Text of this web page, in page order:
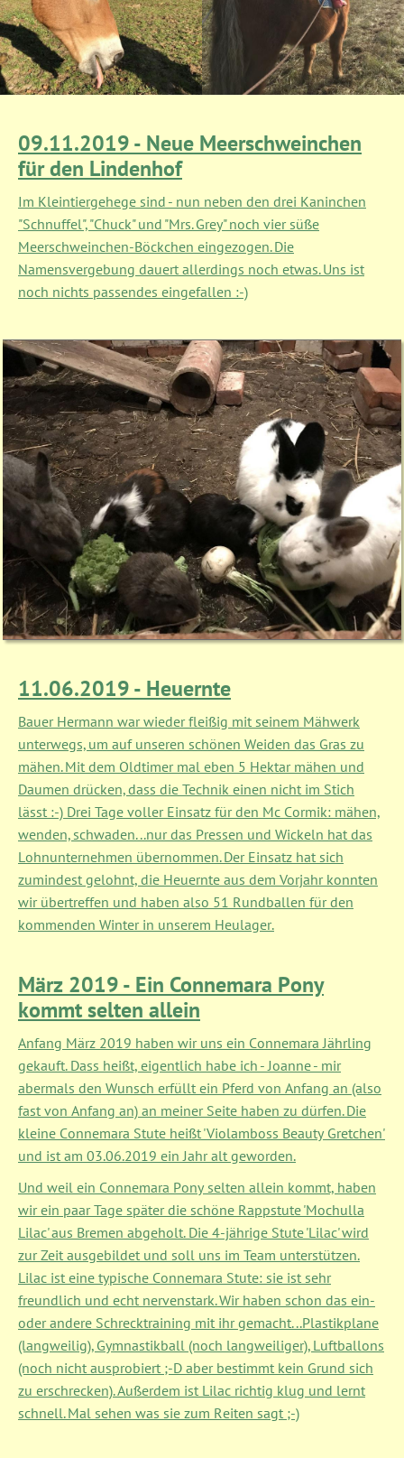
Sattel und Trense akzeptiert
sie bereits. Auch das
Reitergewicht balanciert sie
sehr gut aus. Auf dem
und lässt sich auch für kurze
Einheiten antraben.
Spaziergang ausleihen.
Mehr erfahren
Magic - zeigt euch seine
Mehr erfahren
Wenn das nicht zum
Kurzurlaub einlädt....
Mehr erfahren
09.11.2019 - Neue Meerschweinchen
für den Lindenhof
Im Kleintiergehege sind - nun neben den drei Kaninchen
"Schnuffel", "Chuck" und "Mrs. Grey" noch vier süße
Meerschweinchen-Böckchen eingezogen. Die
Namensvergebung dauert allerdings noch etwas. Uns ist
noch nichts passendes eingefallen :-)
11.06.2019 - Heuernte
Bauer Hermann war wieder fleißig mit seinem Mähwerk
unterwegs, um auf unseren schönen Weiden das Gras zu
mähen. Mit dem Oldtimer mal eben 5 Hektar mähen und
Daumen drücken, dass die Technik einen nicht im Stich
lässt :-) Drei Tage voller Einsatz für den Mc Cormik: mähen,
wenden, schwaden...nur das Pressen und Wickeln hat das
Lohnunternehmen übernommen. Der Einsatz hat sich
zumindest gelohnt, die Heuernte aus dem Vorjahr konnten
wir übertreffen und haben also 51 Rundballen für den
kommenden Winter in unserem Heulager.
März 2019 - Ein Connemara Pony
kommt selten allein
Anfang März 2019 haben wir uns ein Connemara Jährling
gekauft. Dass heißt, eigentlich habe ich - Joanne - mir
abermals den Wunsch erfüllt ein Pferd von Anfang an (also
fast von Anfang an) an meiner Seite haben zu dürfen. Die
kleine Connemara Stute heißt 'Violamboss Beauty Gretchen'
und ist am 03.06.2019 ein Jahr alt geworden.
Und weil ein Connemara Pony selten allein kommt, haben
wir ein paar Tage später die schöne Rappstute 'Mochulla
Lilac' aus Bremen abgeholt. Die 4-jährige Stute 'Lilac' wird
zur Zeit ausgebildet und soll uns im Team unterstützen.
Lilac ist eine typische Connemara Stute: sie ist sehr
freundlich und echt nervenstark. Wir haben schon das ein-
oder andere Schrecktraining mit ihr gemacht...Plastikplane
(langweilig), Gymnastikball (noch langweiliger), Luftballons
(noch nicht ausprobiert ;-D aber bestimmt kein Grund sich
zu erschrecken). Außerdem ist Lilac richtig klug und lernt
schnell. Mal sehen was sie zum Reiten sagt ;-)